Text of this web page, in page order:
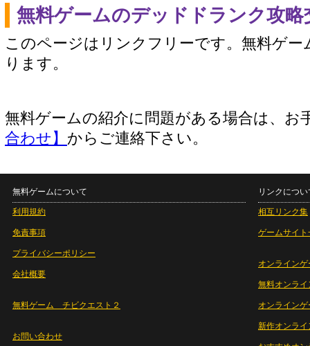
無料ゲームのデッドドランク攻
このページはリンクフリーです。無料ゲー
ります。
無料ゲームの紹介に問題がある場合は、お
合わせ】 からご連絡下さい。
無料ゲームについて
利用規約
免責事項
プライバシーポリシー
会社概要
無料ゲーム チビクエスト２
お問い合わせ
リンクについ
相互リンク集
ゲームサイト
オンラインゲ
無料オンライ
オンライン
新作オンライ